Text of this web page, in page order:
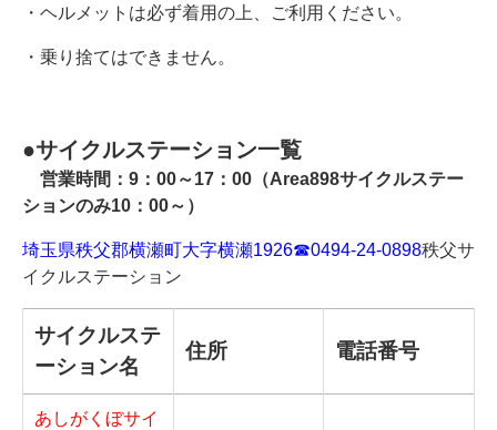
・ヘルメットは必ず着用の上、ご利用ください。
・乗り捨てはできません。
●サイクルステーション一覧
営業時間：9：00～17：00（Area898サイクルステー
ションのみ10：00～）
埼玉県秩父郡横瀬町大字横瀬1926☎0494-24-0898秩父サ
イクルステーション
サイクルステ
ーション名
住所 電話番号
あしがくぼサイ